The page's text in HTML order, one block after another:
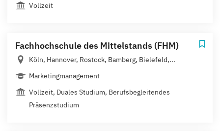
Vollzeit
Fachhochschule des Mittelstands (FHM)
Köln, Hannover, Rostock, Bamberg, Bielefeld,...
Marketingmanagement
Vollzeit, Duales Studium, Berufsbegleitendes
Präsenzstudium